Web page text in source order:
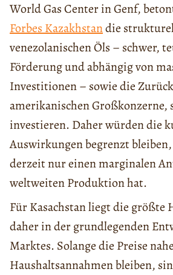
World Gas Center in Genf,
Forbes Kazakhstandie
venezolanischen Öls – schwer,
Förderung und abhängig von
Investitionen – sowie die
amerikanischen Großkonzerne,
investieren. Daher würden die
Auswirkungen begrenzt bleiben,
derzeit nur einen marginalen
weltweiten Produktion hat.
Für Kasachstan liegt die größte
daher in der grundlegenden
Marktes. Solange die Preise
Haushaltsannahmen bleiben,